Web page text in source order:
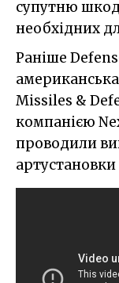
супутню
необхідних
Раніше
Missiles &
компанією
проводили
артустановки